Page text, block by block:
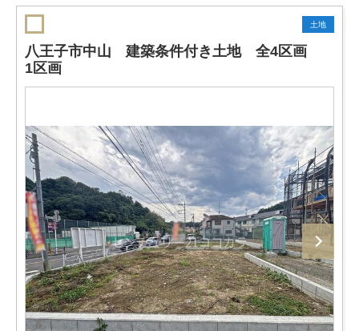
土地
八王子市中山 建築条件付き土地 全4区画
1区画